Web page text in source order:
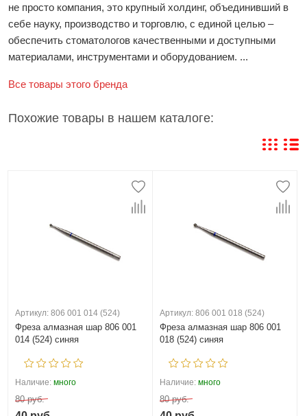
не просто компания, это крупный холдинг, объединивший в
себе науку, производство и торговлю, с единой целью –
обеспечить стоматологов качественными и доступными
материалами, инструментами и оборудованием. ...
Все товары этого бренда
Похожие товары в нашем каталоге:
Артикул: 806 001 014 (524)
Фреза алмазная шар 806 001
014 (524) синяя
Наличие: много
80 руб.
Артикул: 806 001 018 (524)
Фреза алмазная шар 806 001
018 (524) синяя
Наличие: много
80 руб.